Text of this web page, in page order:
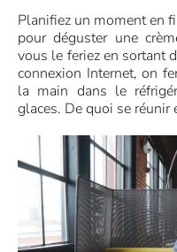
Planifiez un moment en
pour déguster une
vous le feriez en sortant
connexion Internet, on
la main dans le
glaces. De quoi se réunir